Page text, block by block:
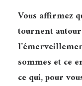
Vous affirmez
tournent
sommes et ce
ce qui, pour